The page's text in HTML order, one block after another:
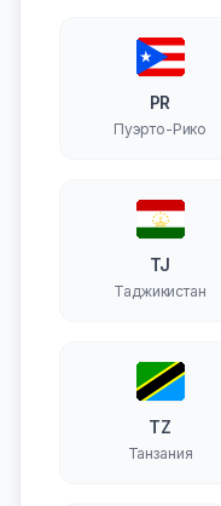
PR
Пуэрто-Рико
TJ
Таджикистан
TZ
Танзания